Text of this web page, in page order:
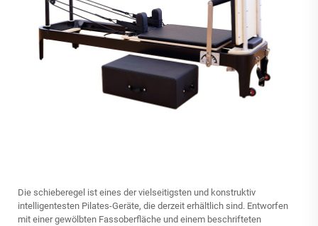
Die schieberegel ist eines der vielseitigsten und konstruktiv
intelligentesten Pilates-Geräte, die derzeit erhältlich sind. Entworfen
mit einer gewölbten Fassoberfläche und einem beschrifteten